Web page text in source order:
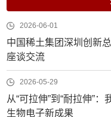
2026-06-01
中国稀土集团深圳创新
座谈交流
2026-05-29
从“可拉伸”到“耐拉伸”
生物电子新成果